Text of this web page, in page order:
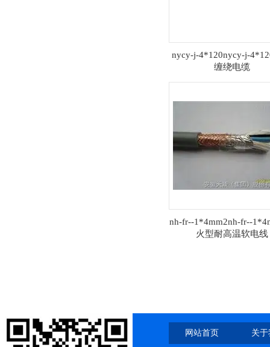
nycy-j-4*120nycy-j-
缠绕电缆
nh-fr--1*4mm2nh-fr--
火型耐高温软电线
网站首页 关